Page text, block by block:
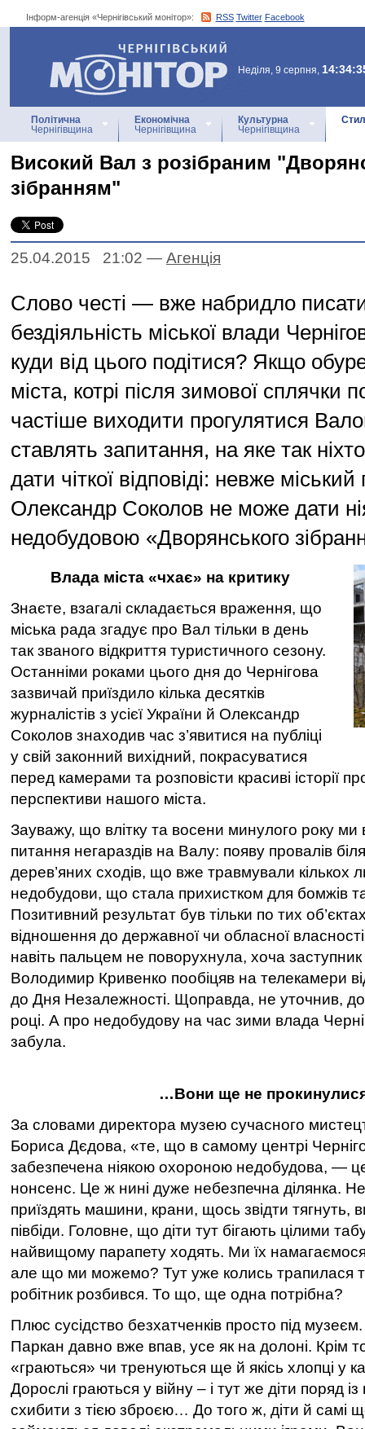
Інформ-агенція «Чернігівський монітор»: RSS Twitter Facebook
Інформ-агенція
«Чернігівський монітор»
Неділя, 9 серпня,
Політична
Чернігівщина
Економічна
Чернігівщина
Культурна
Чернігівщина
Високий Вал з розібраним
зібранням"
25.04.2015 21:02 — Агенцiя
Слово честі — вже набридло
бездіяльність міської влади
куди від цього подітися? Якщо
міста, котрі після зимової сплячки
частіше виходити прогулятися
ставлять запитання, на яке так
дати чіткої відповіді: невже міський
Олександр Соколов не може дати
недобудовою «Дворянського
Влада міста «чхає» на критику
Знаєте, взагалі складається враження, що
міська рада згадує про Вал тільки в день
так званого відкриття туристичного сезону.
Останніми роками цього дня до Чернігова
зазвичай приїздило кілька десятків
журналістів з усієї України й Олександр
Соколов знаходив час з’явитися на публіці
у свій законний вихідний, покрасуватися
перед камерами та розповісти красиві історії
перспективи нашого міста.
Зауважу, що влітку та восени минулого року ми
питання негараздів на Валу: появу провалів
дерев’яних сходів, що вже травмували кількох
недобудови, що стала прихистком для бомжів
Позитивний результат був тільки по тих
відношення до державної чи обласної
навіть пальцем не поворухнула, хоча заступник
Володимир Кривенко пообіцяв на телекамери
до Дня Незалежності. Щоправда, не уточнив, до
році. А про недобудову на час зими влада
забула.
…Вони ще не
За словами директора музею сучасного
Бориса Дєдова, «те, що в самому центрі
забезпечена ніякою охороною недобудова, —
нонсенс. Це ж нині дуже небезпечна ділянка. Не
приїздять машини, крани, щось звідти тягнуть,
півбіди. Головне, що діти тут бігають цілими
найвищому парапету ходять. Ми їх намагаємося
але що ми можемо? Тут уже колись трапилася
робітник розбився. То що, ще одна потрібна?
Плюс сусідство безхатченків просто під
Паркан давно вже впав, усе як на долоні. Крім
«граються» чи тренуються ще й якісь хлопці у
Дорослі граються у війну – і тут же діти поряд
схибити з тією зброєю… До того ж, діти й самі